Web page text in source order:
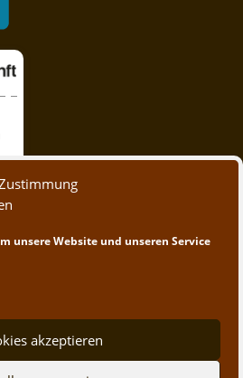
unsere Website und unseren Service
akzeptieren